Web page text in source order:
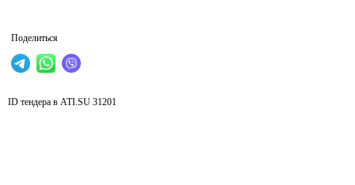
Поделиться
ID тендера в ATI.SU 31201